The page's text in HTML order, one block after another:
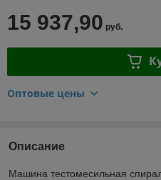
15 937,90 руб.
Оптовые цены
Описание
Машина тестомесильная